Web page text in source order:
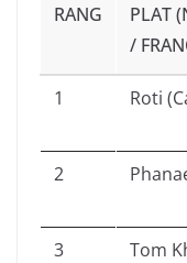
RANG
PLAT
/
1 Roti
2
3
Tom